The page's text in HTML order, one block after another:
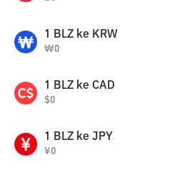
1 BLZ ke KRW
₩0
1 BLZ ke CAD
$0
1 BLZ ke JPY
¥0